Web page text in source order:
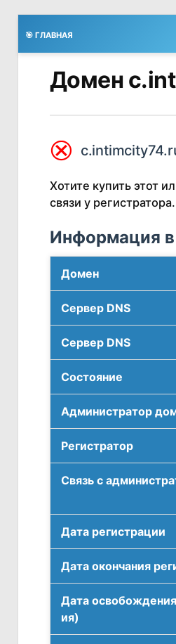
🎯 ГЛАВНАЯ
Домен
⮿
Хотите купить этот
связи у регистратора.
Информация в
Домен
Сервер DNS
Сервер DNS
Соcтояние
Администратор
Регистратор
Связь с
Дата регистрации
Дата окончания
Дата
ия)